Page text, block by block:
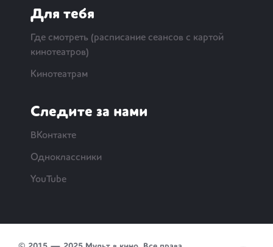
Для тебя
Где смотреть (расписание сеансов с картой
кинотеатров)
Кинотеатрам
Следите за нами
ВКонтакте
Одноклассники
YouTube